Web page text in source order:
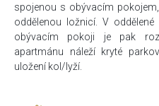
spojenou s obývacím
oddělenou ložnicí. V
obývacím pokoji je pak
apartmánu náleží kryté
uložení kol/lyží.